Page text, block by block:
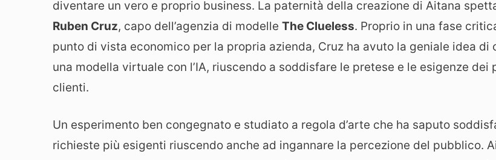
diventare un vero e proprio business. La paternità della creazione di Aitana
Ruben Cruz, capo dell’agenzia di modelle The Clueless. Proprio in una fase
punto di vista economico per la propria azienda, Cruz ha avuto la geniale idea di
una modella virtuale con l’IA, riuscendo a soddisfare le pretese e le esigenze dei
clienti.
Un esperimento ben congegnato e studiato a regola d’arte che ha saputo
richieste più esigenti riuscendo anche ad ingannare la percezione del pubblico.